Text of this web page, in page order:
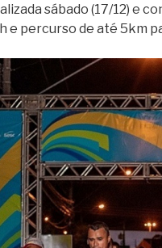
sábado (17/12) e
e percurso de até 5km